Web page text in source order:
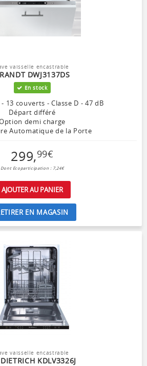
vaisselle encastrable
DWJ3137DS
En stock
13 couverts - Classe D - 47 dB
Départ différé
demi charge
Automatique de la Porte
299,99€
Dont Ecoparticipation : 7,24€
AJOUTER AU PANIER
EN MAGASIN
vaisselle encastrable
KDLV3326J